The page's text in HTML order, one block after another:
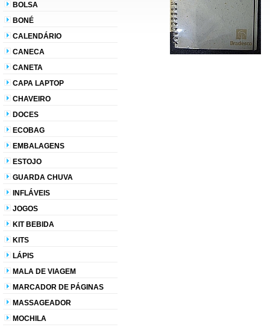
BOLSA
BONÉ
CALENDÁRIO
CANECA
CANETA
CAPA LAPTOP
CHAVEIRO
DOCES
ECOBAG
EMBALAGENS
ESTOJO
GUARDA CHUVA
INFLÁVEIS
JOGOS
KIT BEBIDA
KITS
LÁPIS
MALA DE VIAGEM
MARCADOR DE PÁGINAS
MASSAGEADOR
MOCHILA